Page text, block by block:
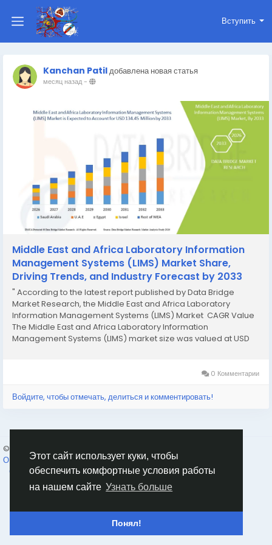
Этот сайт использует куки, чтобы
обеспечить комфортные условия работы
на нашем сайте Узнать больше
Понял!
Вступить
Kanchan Patilдобавлена новая статья
месяц назад-
Middle East and Africa Laboratory Information
Management Systems (LIMS) Market Share,
Driving Trends, and Industry Forecast by 2033
" According to the latest report published by Data Bridge
Market Research, the Middle East and Africa Laboratory
Information Management Systems (LIMS) Market CAGR Value
The Middle East and Africa Laboratory Information
Management Systems (LIMS) market size was valued at USD
0 Комментарии
Войдите, чтобы отмечать, делиться и комментировать!
© 2026 Humans and Slaves
О нас
Ссылки Конфиденциальность
Условия использования
Свяжитесь с нами Каталог